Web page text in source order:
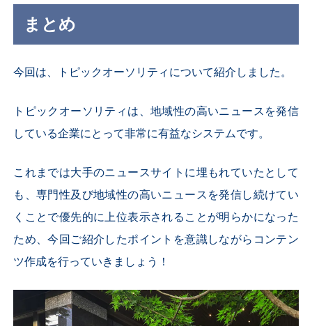
まとめ
今回は、トピックオーソリティについて紹介しました。
トピックオーソリティは、地域性の高いニュースを発信
している企業にとって非常に有益なシステムです。
これまでは大手のニュースサイトに埋もれていたとして
も、専門性及び地域性の高いニュースを発信し続けてい
くことで優先的に上位表示されることが明らかになった
ため、今回ご紹介したポイントを意識しながらコンテン
ツ作成を行っていきましょう！